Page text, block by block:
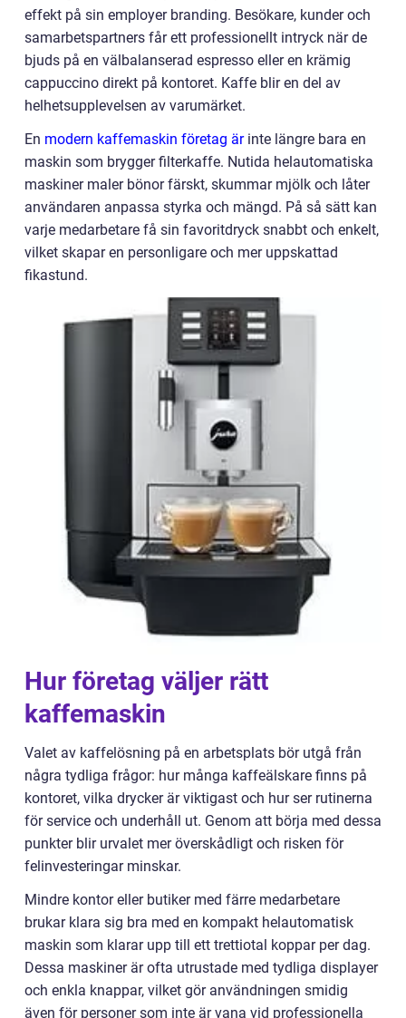
effekt på sin employer branding. Besökare, kunder och
samarbetspartners får ett professionellt intryck när de
bjuds på en välbalanserad espresso eller en krämig
cappuccino direkt på kontoret. Kaffe blir en del av
helhetsupplevelsen av varumärket.
En modern kaffemaskin företag ärinte längre bara en
maskin som brygger filterkaffe. Nutida helautomatiska
maskiner maler bönor färskt, skummar mjölk och låter
användaren anpassa styrka och mängd. På så sätt kan
varje medarbetare få sin favoritdryck snabbt och enkelt,
vilket skapar en personligare och mer uppskattad
fikastund.
Hur företag väljer rätt
kaffemaskin
Valet av kaffelösning på en arbetsplats bör utgå från
några tydliga frågor: hur många kaffeälskare finns på
kontoret, vilka drycker är viktigast och hur ser rutinerna
för service och underhåll ut. Genom att börja med dessa
punkter blir urvalet mer överskådligt och risken för
felinvesteringar minskar.
Mindre kontor eller butiker med färre medarbetare
brukar klara sig bra med en kompakt helautomatisk
maskin som klarar upp till ett trettiotal koppar per dag.
Dessa maskiner är ofta utrustade med tydliga displayer
och enkla knappar, vilket gör användningen smidig
även för personer som inte är vana vid professionella